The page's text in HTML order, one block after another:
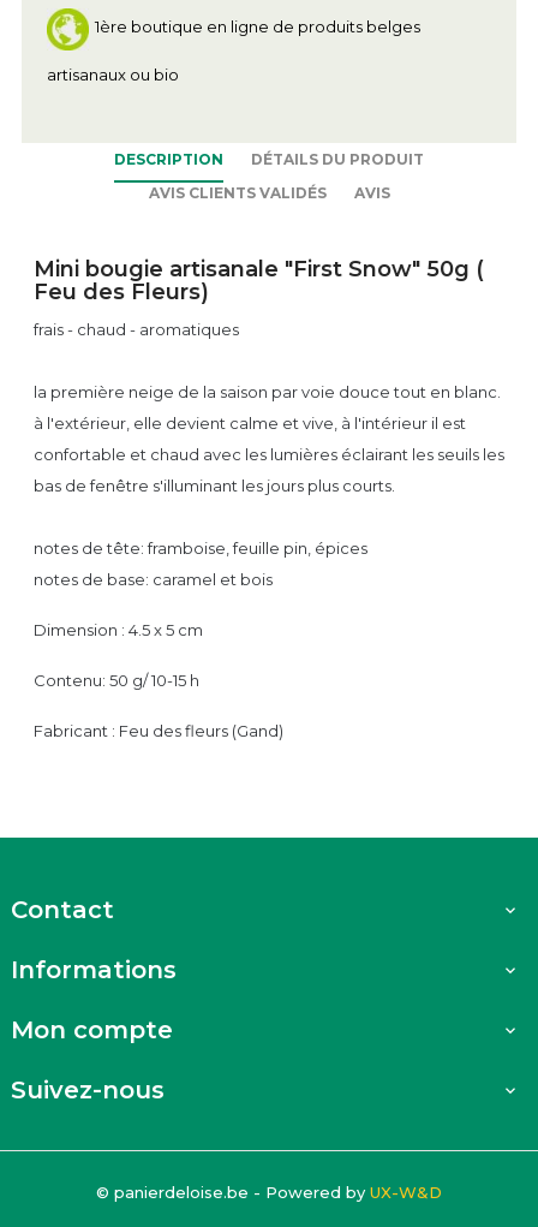
1ère boutique en ligne de produits belges
artisanaux ou bio
DESCRIPTION
DÉTAILS DU PRODUIT
AVIS CLIENTS VALIDÉS
AVIS
Mini bougie artisanale "First Snow" 50g (
Feu des Fleurs)
frais - chaud - aromatiques
la première neige de la saison par voie douce tout en blanc.
à l'extérieur, elle devient calme et vive, à l'intérieur il est
confortable et chaud avec les lumières éclairant les seuils les
bas de fenêtre s'illuminant les jours plus courts.
notes de tête: framboise, feuille pin, épices
notes de base: caramel et bois
Dimension : 4.5 x 5 cm
Contenu: 50 g/ 10-15 h
Fabricant : Feu des fleurs (Gand)
Contact 
Informations 
Mon compte 
Suivez-nous 
© panierdeloise.be - Powered by UX-W&D